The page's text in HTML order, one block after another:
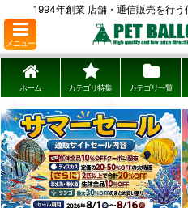
1994年創業 店舗・通信販売を行
メニュー
ホーム カテゴリ特集 カテゴリ一覧